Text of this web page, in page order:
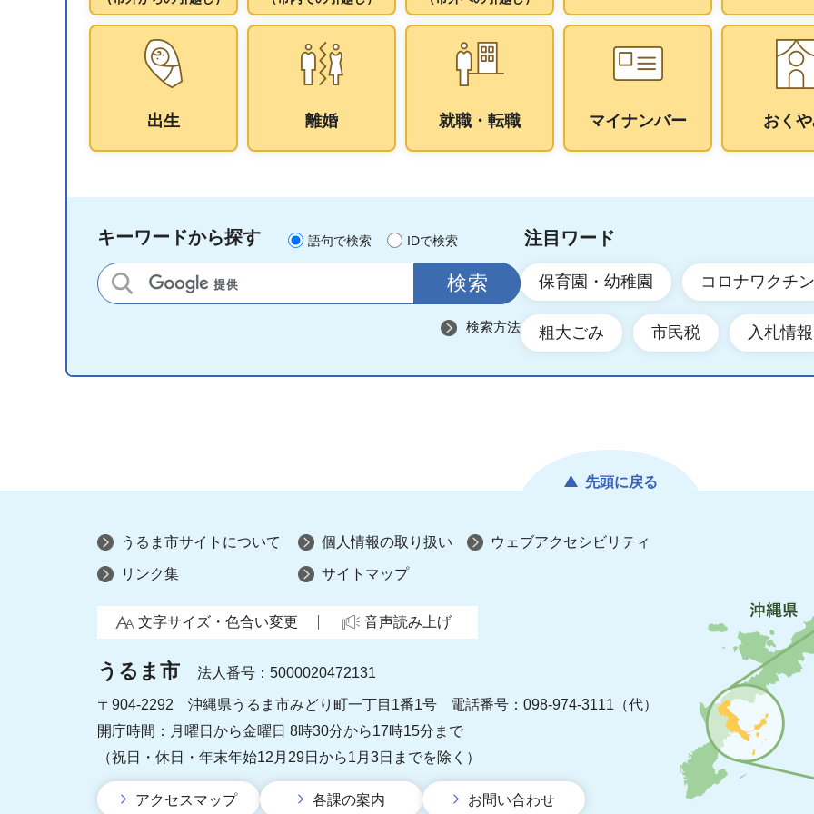
出生 離婚 就職・転職 マイナンバー おく
キーワードから探す 語句で検索 IDで検索
サイト内検索
検索方法
注目ワード
保育園・幼稚園 コロナワクチン
粗大ごみ 市民税 入札情報
先頭に戻る
うるま市サイトについて 個人情報の取り扱い ウェブアクセシビリティ
リンク集 サイトマップ
文字サイズ・色合い変更 音声読み上げ
うるま市 法人番号：5000020472131
〒904-2292 沖縄県うるま市みどり町一丁目1番1号
電話番号：098-974-3111（代）
開庁時間：月曜日から金曜日 8時30分から17時15分まで
（祝日・休日・年末年始12月29日から1月3日までを除く）
アクセスマップ 各課の案内 お問い合わせ